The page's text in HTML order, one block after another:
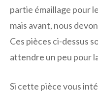
partie émaillage pour
mais avant, nous
Ces pièces ci-dessus
attendre un peu pour
Si cette pièce vous